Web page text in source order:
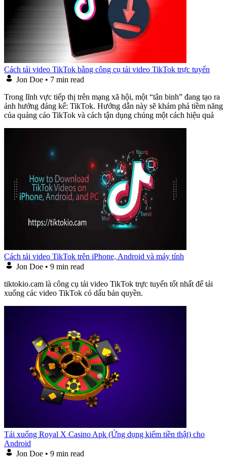
Cách tải video TikTok bằng công cụ tải video TikTok trực tuyến
Jon Doe • 7 min read
Trong lĩnh vực tiếp thị trên mạng xã hội, một “tân binh” đang tạo ra
ảnh hưởng đáng kể: TikTok. Hướng dẫn này sẽ khám phá tiềm năng
của quảng cáo TikTok và cách tận dụng chúng một cách hiệu quả
Cách tải video TikTok trên iPhone, Android và máy tính
Jon Doe • 9 min read
tiktokio.cam là công cụ tải video TikTok trực tuyến tốt nhất để tải
xuống các video TikTok có dấu bản quyền.
Tải xuống Royal X Casino Apk (Ứng dụng kiếm tiền thật) cho
Android
Jon Doe • 9 min read